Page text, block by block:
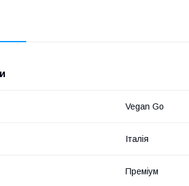
Vegan Go
Італія
Преміум